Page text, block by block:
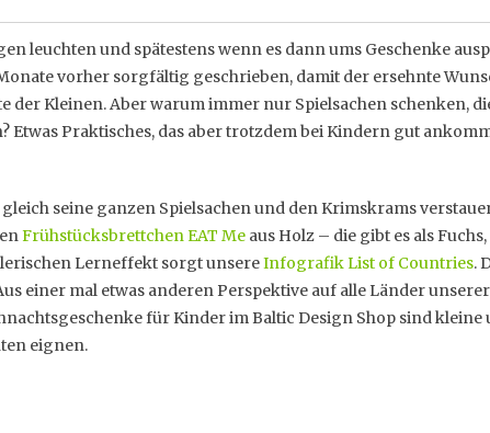
leuchten und spätestens wenn es dann ums Geschenke
vorher sorgfältig geschrieben, damit der ersehnte
der Kleinen. Aber warum immer nur Spielsachen schenken,
Praktisches, das aber trotzdem bei Kindern gut
seine ganzen Spielsachen und den Krimskrams
Frühstücksbrettchen EAT Me aus Holz – die gibt es als
Lerneffekt sorgt unsereInfografik List of Countries.
einer mal etwas anderen Perspektive auf alle Länder
für Kinder im Baltic Design Shop sind
eignen.